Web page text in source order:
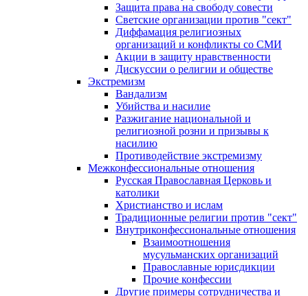
Защита права на свободу совести
Светские организации против "сект"
Диффамация религиозных
организаций и конфликты со СМИ
Акции в защиту нравственности
Дискуссии о религии и обществе
Экстремизм
Вандализм
Убийства и насилие
Разжигание национальной и
религиозной розни и призывы к
насилию
Противодействие экстремизму
Межконфессиональные отношения
Русская Православная Церковь и
католики
Христианство и ислам
Традиционные религии против "сект"
Внутриконфессиональные отношения
Взаимоотношения
мусульманских организаций
Православные юрисдикции
Прочие конфессии
Другие примеры сотрудничества и